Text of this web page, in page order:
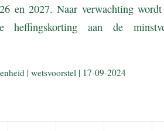
en 2027. Naar verwachting wordt
aan de
| wetsvoorstel | 17-09-2024